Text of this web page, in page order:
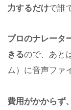
力するだけで誰
プロのナレータ
きるので、あと
ム）に音声ファ
費用がかからず